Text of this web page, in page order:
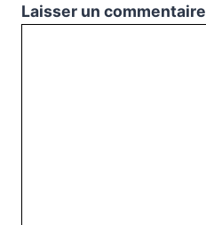
Laisser un commentaire